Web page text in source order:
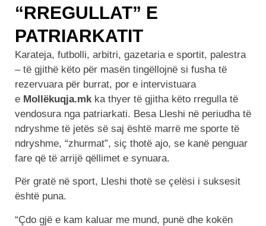
“RREGULLAT” E
PATRIARKATIT
Karateja, futbolli, arbitri, gazetaria e sportit, palestra
– të gjithë këto për masën tingëllojnë si fusha të
rezervuara për burrat, por e intervistuara
e Mollëkuqja.mkka thyer të gjitha këto rregulla të
vendosura nga patriarkati. Besa Lleshi në periudha të
ndryshme të jetës së saj është marrë me sporte të
ndryshme, “zhurmat”, siç thotë ajo, se kanë penguar
fare që të arrijë qëllimet e synuara.
Për gratë në sport, Lleshi thotë se çelësi i suksesit
është puna.
“Çdo gjë e kam kaluar me mund, punë dhe kokën